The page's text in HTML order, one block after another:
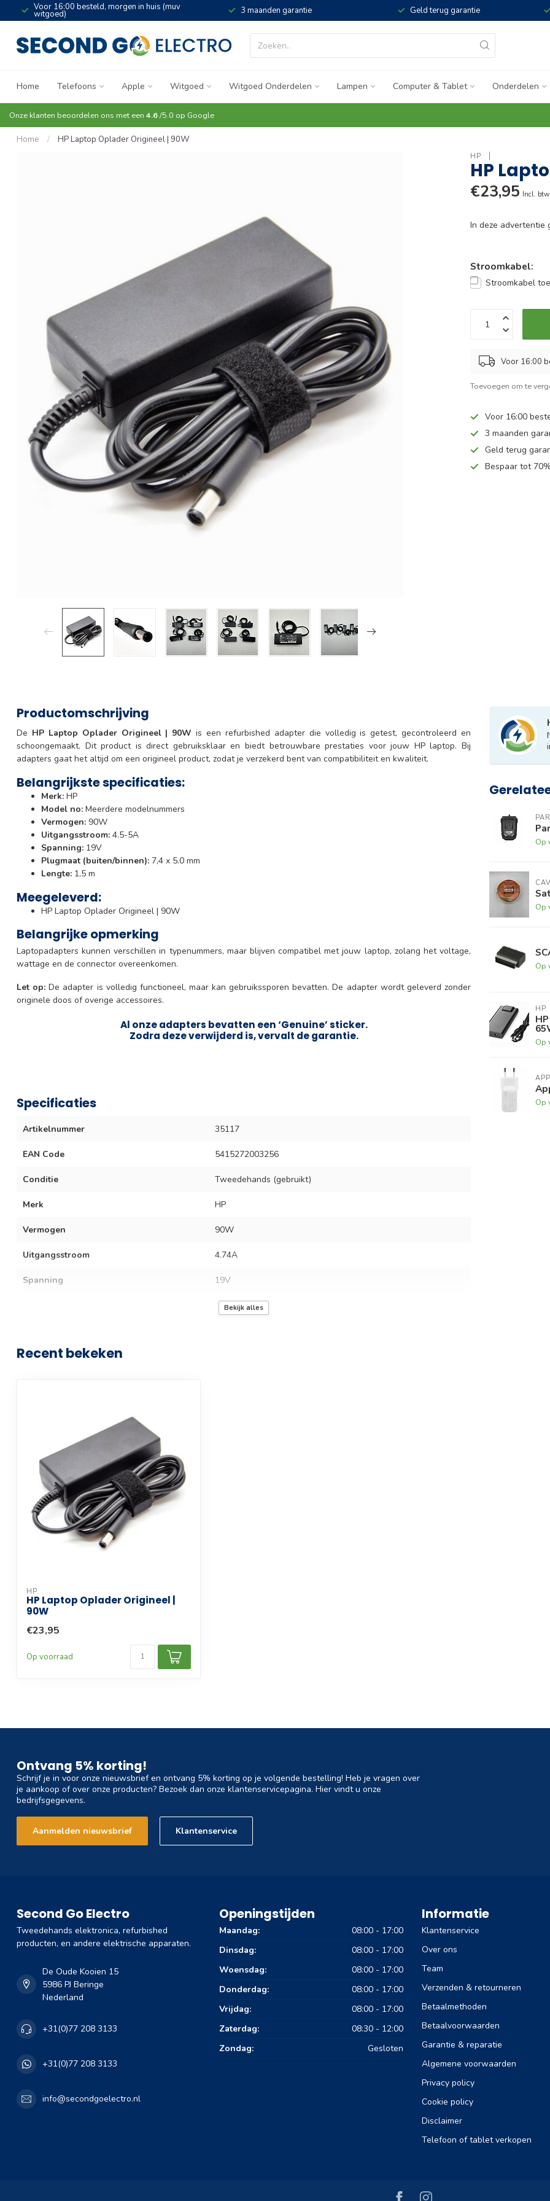
Voor 16:00 besteld, morgen in huis (muv
witgoed) 3 maanden garantie Geld terug garantie
Home Telefoons Apple Witgoed Witgoed Onderdelen Lampen Computer & Tablet Onderdelen
Onze klanten beoordelen ons met een 4.6/5.0 op Google
Home / HP Laptop Oplader Origineel | 90W
HP.
HP
€23,95 Incl. btw
In deze
Stroomkabel:
Stroomkabel
Voor 16:00
Toevoegen om te
Voor 16:00
3 maanden
Geld terug
Bespaar tot
Productomschrijving
De HP Laptop Oplader Origineel | 90W is een refurbished adapter die volledig is getest, gecontroleerd en
schoongemaakt. Dit product is direct gebruiksklaar en biedt betrouwbare prestaties voor jouw HP laptop. Bij
adapters gaat het altijd om een origineel product, zodat je verzekerd bent van compatibiliteit en kwaliteit.
Belangrijkste specificaties:
Merk: HP
Model no: Meerdere modelnummers
Vermogen: 90W
Uitgangsstroom: 4.5-5A
Spanning: 19V
Plugmaat (buiten/binnen): 7,4 x 5.0 mm
Lengte: 1,5 m
Meegeleverd:
HP Laptop Oplader Origineel | 90W
Belangrijke opmerking
Laptopadapters kunnen verschillen in typenummers, maar blijven compatibel met jouw laptop, zolang het voltage,
wattage en de connector overeenkomen.
Let op: De adapter is volledig functioneel, maar kan gebruikssporen bevatten. De adapter wordt geleverd zonder
originele doos of overige accessoires.
Al onze adapters bevatten een ‘Genuine’ sticker.
Zodra deze verwijderd is, vervalt de garantie.
Specificaties
Artikelnummer 35117
EAN Code 5415272003256
Conditie Tweedehands (gebruikt)
Merk HP
Vermogen 90W
Uitgangsstroom 4.74A
Spanning 19V
7.4 x 5.0 mm
Lengte
Bekijk alles
Op
Op
Op
HP.
Op
Op
Recent bekeken
HP.
HP Laptop Oplader Origineel |
90W
€23,95
Op voorraad
Ontvang 5% korting!
Schrijf je in voor onze nieuwsbrief en ontvang 5% korting op je volgende bestelling! Heb je vragen over
je aankoop of over onze producten? Bezoek dan onze klantenservicepagina. Hier vindt u onze
bedrijfsgegevens.
Aanmelden nieuwsbrief Klantenservice
Second Go Electro
Tweedehands elektronica, refurbished
producten, en andere elektrische apparaten.
De Oude Kooien 15
5986 PJ Beringe
Nederland
+31(0)77 208 3133
+31(0)77 208 3133
info@secondgoelectro.nl
Openingstijden
Maandag:
08:00 - 17:00
Dinsdag:
08:00 - 17:00
Woensdag:
08:00 - 17:00
Donderdag:
08:00 - 17:00
Vrijdag:
08:00 - 17:00
Zaterdag:
08:30 - 12:00
Zondag:
Gesloten
Informatie
Klantenservice
Over ons
Team
Verzenden & retourneren
Betaalmethoden
Betaalvoorwaarden
Garantie & reparatie
Algemene voorwaarden
Privacy policy
Cookie policy
Disclaimer
Telefoon of tablet verkopen